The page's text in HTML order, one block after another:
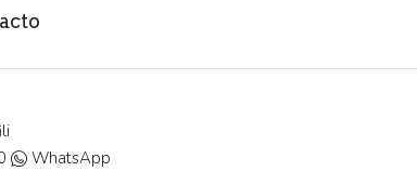
WhatsApp